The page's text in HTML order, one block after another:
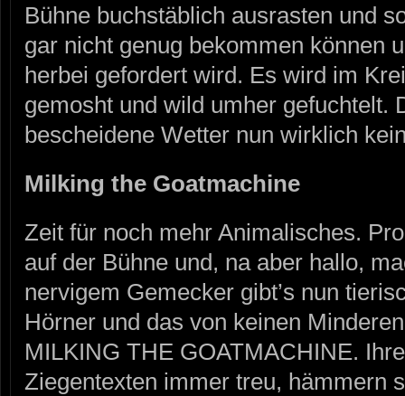
Bühne buchstäblich ausrasten und
gar nicht genug bekommen können
herbei gefordert wird. Es wird im
gemosht und wild umher gefuchtelt.
bescheidene Wetter nun wirklich
Milking the Goatmachine
Zeit für noch mehr Animalisches.
auf der Bühne und, na aber hallo,
nervigem Gemecker gibt’s nun
Hörner und das von keinen
MILKING THE GOATMACHINE.
Ziegentexten immer treu, hämmern